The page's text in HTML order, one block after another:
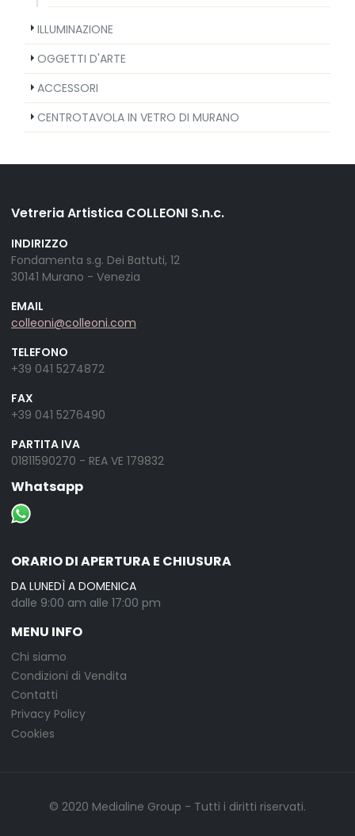
ILLUMINAZIONE
OGGETTI D'ARTE
ACCESSORI
CENTROTAVOLA IN VETRO DI MURANO
Vetreria Artistica COLLEONI S.n.c.
INDIRIZZO
Fondamenta s.g. Dei Battuti, 12
30141 Murano - Venezia
EMAIL
colleoni@colleoni.com
TELEFONO
+39 041 5274872
FAX
+39 041 5276490
PARTITA IVA
01811590270 - REA VE 179832
Whatsapp
ORARIO DI APERTURA E CHIUSURA
DA LUNEDÌ A DOMENICA
dalle 9:00 am alle 17:00 pm
MENU INFO
Chi siamo
Condizioni di Vendita
Contatti
Privacy Policy
Cookies
© 2020 Medialine Group - Tutti i diritti riservati.